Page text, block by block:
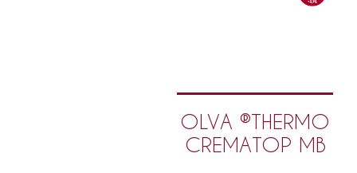
OLVA ®THERMO
CREMATOP MB